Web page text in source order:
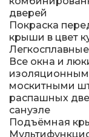
дверей
Покраска
крыши в цвет
Все окна и
изоляционным
москитными
распашных
санузле
Подъёмная